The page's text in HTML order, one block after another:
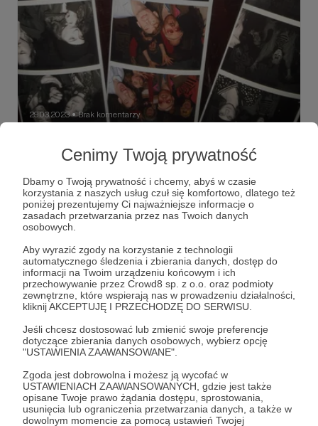
Cenimy Twoją prywatność
Dbamy o Twoją prywatność i chcemy, abyś w czasie
korzystania z naszych usług czuł się komfortowo, dlatego też
poniżej prezentujemy Ci najważniejsze informacje o
zasadach przetwarzania przez nas Twoich danych
osobowych.
Aby wyrazić zgody na korzystanie z technologii
automatycznego śledzenia i zbierania danych, dostęp do
informacji na Twoim urządzeniu końcowym i ich
przechowywanie przez Crowd8 sp. z o.o. oraz podmioty
zewnętrzne, które wspierają nas w prowadzeniu działalności,
kliknij AKCEPTUJĘ I PRZECHODZĘ DO SERWISU.
Jeśli chcesz dostosować lub zmienić swoje preferencje
dotyczące zbierania danych osobowych, wybierz opcję
"USTAWIENIA ZAAWANSOWANE".
Zgoda jest dobrowolna i możesz ją wycofać w
USTAWIENIACH ZAAWANSOWANYCH, gdzie jest także
opisane Twoje prawo żądania dostępu, sprostowania,
usunięcia lub ograniczenia przetwarzania danych, a także w
dowolnym momencie za pomocą ustawień Twojej
29.03.2023 ● Brak komentarzy
Patroni mają głos. Ryby i dzieci też.
Jako, że jesteście dla nas ważni, ważny jest też wasz głos
stacjapraga artystycznie sztuka +3
Dołącz do grona Patronów!